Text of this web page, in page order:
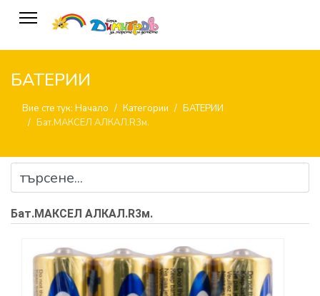
БАТЕРИИ
Вие сте тук: Начало Категории
БАТЕРИИ
Бат.МАКСЕЛ АЛКАЛ.R3м.
Бат.МАКСЕЛ АЛКАЛ.R3м.